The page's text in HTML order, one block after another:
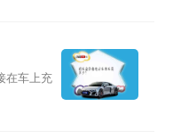
在车上充